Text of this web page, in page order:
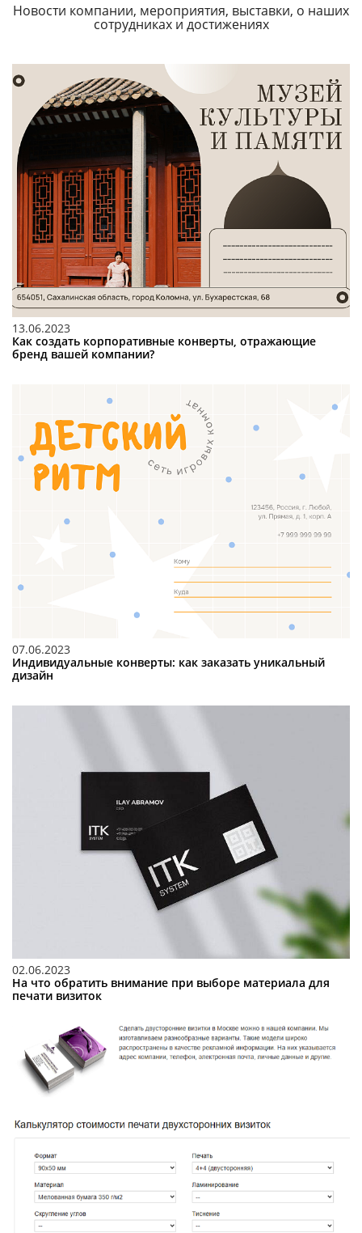
Новости компании, мероприятия, выставки, о наших
сотрудниках и достижениях
13.06.2023
Как создать корпоративные конверты, отражающие
бренд вашей компании?
07.06.2023
Индивидуальные конверты: как заказать уникальный
дизайн
02.06.2023
На что обратить внимание при выборе материала для
печати визиток